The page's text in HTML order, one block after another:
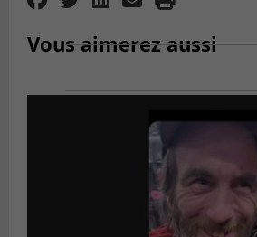
Vous aimerez aussi